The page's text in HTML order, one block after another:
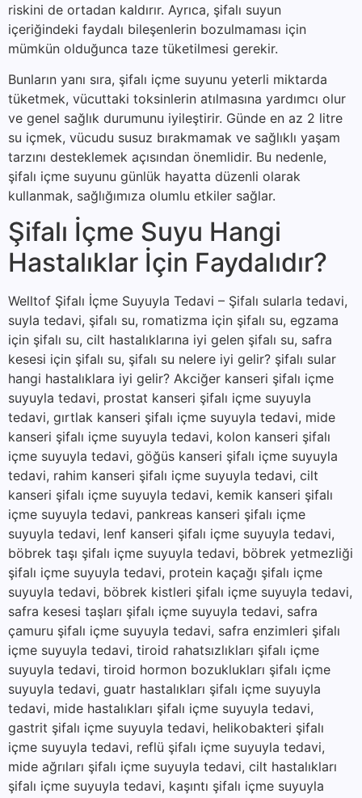
riskini de ortadan kaldırır. Ayrıca, şifalı suyun
içeriğindeki faydalı bileşenlerin bozulmaması için
mümkün olduğunca taze tüketilmesi gerekir.
Bunların yanı sıra, şifalı içme suyunu yeterli miktarda
tüketmek, vücuttaki toksinlerin atılmasına yardımcı olur
ve genel sağlık durumunu iyileştirir. Günde en az 2 litre
su içmek, vücudu susuz bırakmamak ve sağlıklı yaşam
tarzını desteklemek açısından önemlidir. Bu nedenle,
şifalı içme suyunu günlük hayatta düzenli olarak
kullanmak, sağlığımıza olumlu etkiler sağlar.
Şifalı İçme Suyu Hangi
Hastalıklar İçin Faydalıdır?
Welltof Şifalı İçme Suyuyla Tedavi – Şifalı sularla tedavi,
suyla tedavi, şifalı su, romatizma için şifalı su, egzama
için şifalı su, cilt hastalıklarına iyi gelen şifalı su, safra
kesesi için şifalı su, şifalı su nelere iyi gelir? şifalı sular
hangi hastalıklara iyi gelir? Akciğer kanseri şifalı içme
suyuyla tedavi, prostat kanseri şifalı içme suyuyla
tedavi, gırtlak kanseri şifalı içme suyuyla tedavi, mide
kanseri şifalı içme suyuyla tedavi, kolon kanseri şifalı
içme suyuyla tedavi, göğüs kanseri şifalı içme suyuyla
tedavi, rahim kanseri şifalı içme suyuyla tedavi, cilt
kanseri şifalı içme suyuyla tedavi, kemik kanseri şifalı
içme suyuyla tedavi, pankreas kanseri şifalı içme
suyuyla tedavi, lenf kanseri şifalı içme suyuyla tedavi,
böbrek taşı şifalı içme suyuyla tedavi, böbrek yetmezliği
şifalı içme suyuyla tedavi, protein kaçağı şifalı içme
suyuyla tedavi, böbrek kistleri şifalı içme suyuyla tedavi,
safra kesesi taşları şifalı içme suyuyla tedavi, safra
çamuru şifalı içme suyuyla tedavi, safra enzimleri şifalı
içme suyuyla tedavi, tiroid rahatsızlıkları şifalı içme
suyuyla tedavi, tiroid hormon bozuklukları şifalı içme
suyuyla tedavi, guatr hastalıkları şifalı içme suyuyla
tedavi, mide hastalıkları şifalı içme suyuyla tedavi,
gastrit şifalı içme suyuyla tedavi, helikobakteri şifalı
içme suyuyla tedavi, reflü şifalı içme suyuyla tedavi,
mide ağrıları şifalı içme suyuyla tedavi, cilt hastalıkları
şifalı içme suyuyla tedavi, kaşıntı şifalı içme suyuyla